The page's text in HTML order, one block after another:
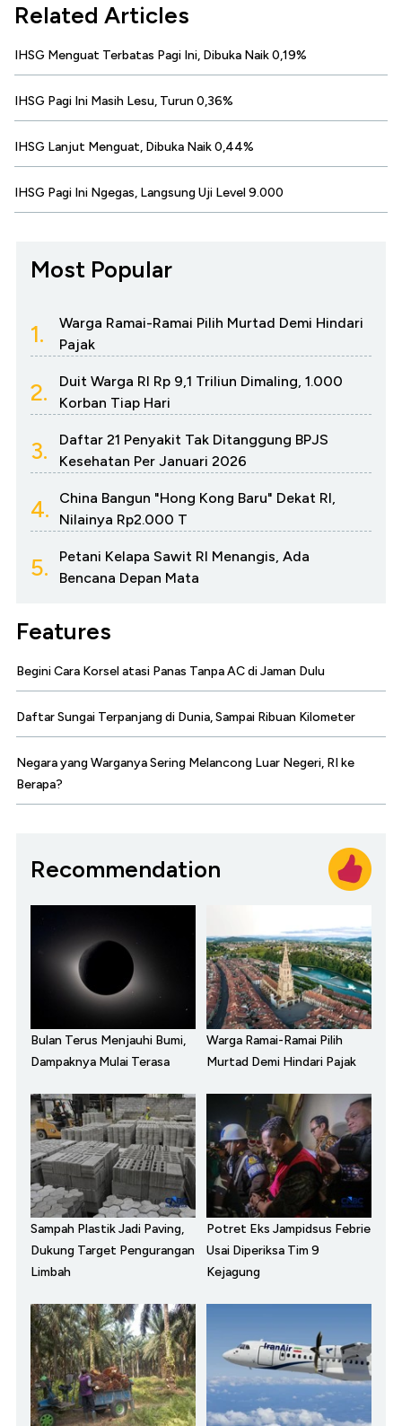
Related Articles
IHSG Menguat Terbatas Pagi Ini, Dibuka Naik 0,19%
IHSG Pagi Ini Masih Lesu, Turun 0,36%
IHSG Lanjut Menguat, Dibuka Naik 0,44%
IHSG Pagi Ini Ngegas, Langsung Uji Level 9.000
Most Popular
1.
Warga Ramai-Ramai Pilih Murtad Demi Hindari
Pajak
2.
Duit Warga RI Rp 9,1 Triliun Dimaling, 1.000
Korban Tiap Hari
3.
Daftar 21 Penyakit Tak Ditanggung BPJS
Kesehatan Per Januari 2026
4.
China Bangun "Hong Kong Baru" Dekat RI,
Nilainya Rp2.000 T
5.
Petani Kelapa Sawit RI Menangis, Ada
Bencana Depan Mata
Features
Begini Cara Korsel atasi Panas Tanpa AC di Jaman Dulu
Daftar Sungai Terpanjang di Dunia, Sampai Ribuan Kilometer
Negara yang Warganya Sering Melancong Luar Negeri, RI ke
Berapa?
Recommendation
Bulan Terus Menjauhi Bumi,
Dampaknya Mulai Terasa
Warga Ramai-Ramai Pilih
Murtad Demi Hindari Pajak
Sampah Plastik Jadi Paving,
Dukung Target Pengurangan
Limbah
Potret Eks Jampidsus Febrie
Usai Diperiksa Tim 9
Kejagung